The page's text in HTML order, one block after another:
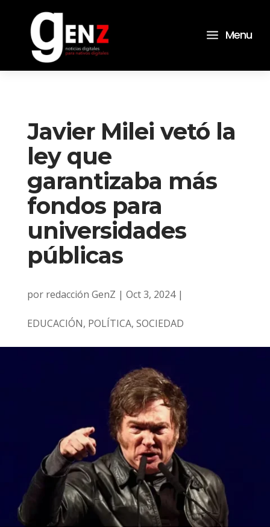
a Menu
Javier Milei vetó la
ley que
garantizaba más
fondos para
universidades
públicas
por redacción GenZ | Oct 3, 2024|
EDUCACIÓN, POLÍTICA, SOCIEDAD